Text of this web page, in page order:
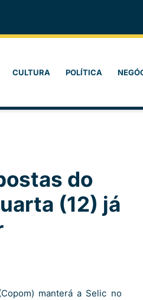
CULTURA POLÍTICA
do
(12) já
manterá a Selic no